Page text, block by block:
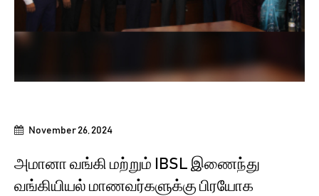
November 26, 2024
அமானா வங்கி மற்றும் IBSL இணைந்து
வங்கியியல் மாணவர்களுக்கு பிரயோக